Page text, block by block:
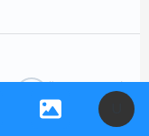
ÂGE SOUHAITÉ